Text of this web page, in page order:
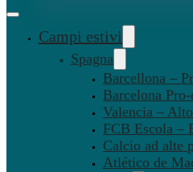
Campi estivi
Spagna
Barcellona –
Barcelona
Valencia –
FCB Escola –
Calcio ad alte
Atlético de